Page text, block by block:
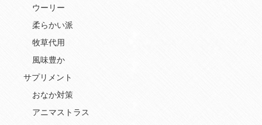
ウーリー
柔らかい派
牧草代用
風味豊か
サプリメント
おなか対策
アニマストラス